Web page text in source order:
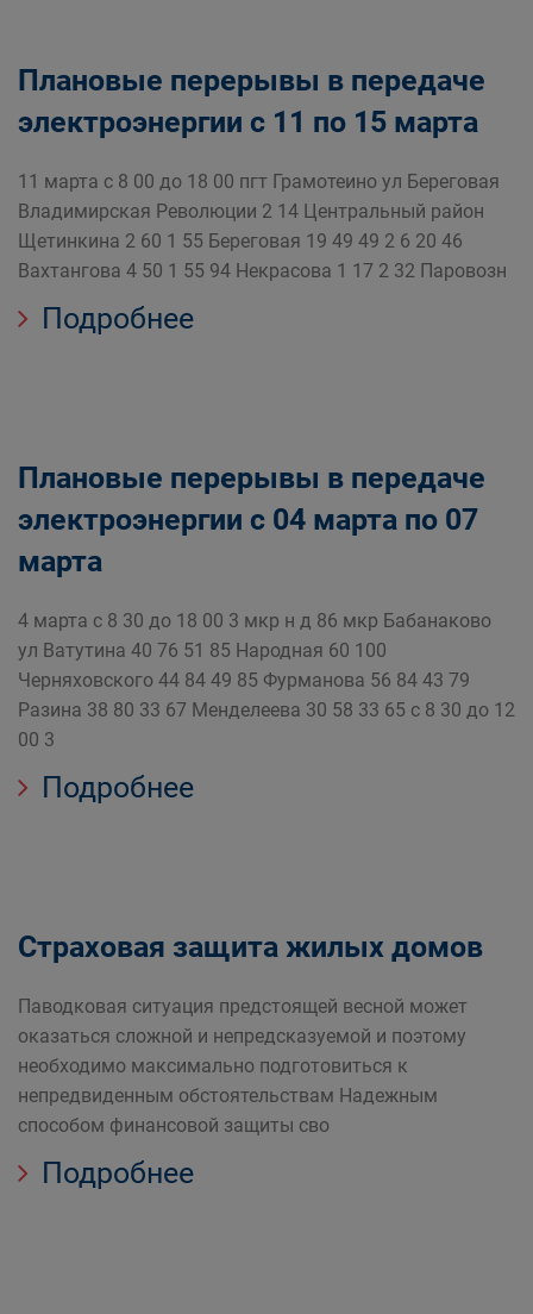
Плановые перерывы в передаче
электроэнергии с 11 по 15 марта
11 марта с 8 00 до 18 00 пгт Грамотеино ул Береговая
Владимирская Революции 2 14 Центральный район
Щетинкина 2 60 1 55 Береговая 19 49 49 2 6 20 46
Вахтангова 4 50 1 55 94 Некрасова 1 17 2 32 Паровозн
Подробнее
Плановые перерывы в передаче
электроэнергии с 04 марта по 07
марта
4 марта с 8 30 до 18 00 3 мкр н д 86 мкр Бабанаково
ул Ватутина 40 76 51 85 Народная 60 100
Черняховского 44 84 49 85 Фурманова 56 84 43 79
Разина 38 80 33 67 Менделеева 30 58 33 65 с 8 30 до 12
00 3
Подробнее
Страховая защита жилых домов
Паводковая ситуация предстоящей весной может
оказаться сложной и непредсказуемой и поэтому
необходимо максимально подготовиться к
непредвиденным обстоятельствам Надежным
способом финансовой защиты сво
Подробнее